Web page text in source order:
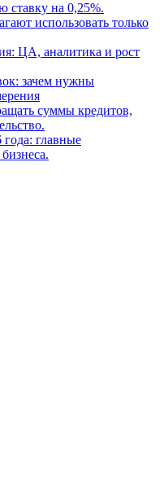
ставку на 0,25%.
использовать только
ЦА, аналитика и рост
зачем нужны
суммы кредитов,
главные